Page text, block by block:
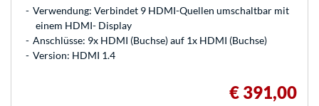
Verwendung: Verbindet 9 HDMI-Quellen umschaltbar mit
einem HDMI- Display
Anschlüsse: 9x HDMI (Buchse) auf 1x HDMI (Buchse)
Version: HDMI 1.4
€ 391,00